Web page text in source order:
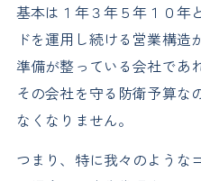
基本は１年３年５年１０年
ドを運用し続ける営業構
準備が整っている会社であ
その会社を守る防衛予算な
なくなりません。
つまり、特に我々のような